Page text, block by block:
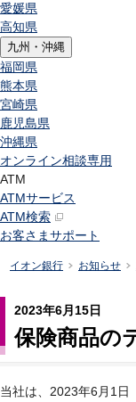
愛媛県
高知県
九州・沖縄
福岡県
熊本県
宮崎県
鹿児島県
沖縄県
オンライン相談専用
ATM
ATMサービス
ATM検索
お客さまサポート
イオン銀行 お知らせ
2023年6月15日
保険商品の
当社は、2023年6月1日